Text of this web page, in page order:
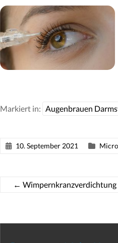
Markiert in: Augenbrauen
10. September 2021
←